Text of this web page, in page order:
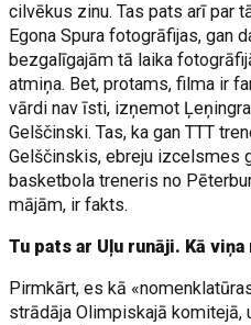
cilvēkus zinu. Tas pats arī par
Egona Spura fotogrāfijas, gan
bezgalīgajām tā laika
atmiņa. Bet, protams, filma ir
vārdi nav īsti, izņemot
Gelščinski. Tas, ka gan TTT
Gelščinskis, ebreju izcelsmes
basketbola treneris no
mājām, ir fakts.
Tu pats ar Uļu runāji. Kā
Pirmkārt, es kā
strādāja Olimpiskajā komitejā,